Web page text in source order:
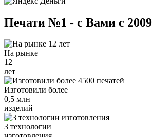
Печати №1 - с Вами с 2009
На рынке
12
лет
Изготовили более
0,5 млн
изделий
3 технологии